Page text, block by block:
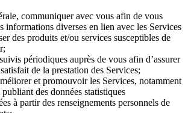
communiquer avec vous afin de vous
informations diverses en lien avec les Services
des produits et/ou services susceptibles de
périodiques auprès de vous afin d’assurer
de la prestation des Services;
et promouvoir les Services, notamment
des données statistiques
à partir des renseignements personnels de